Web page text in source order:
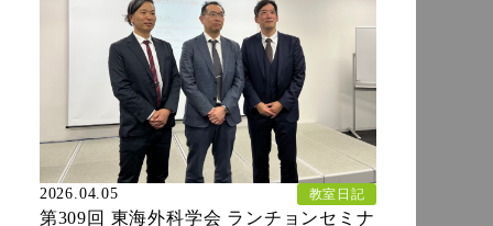
2026.04.05 教室日記
第309回 東海外科学会 ランチョンセミナ